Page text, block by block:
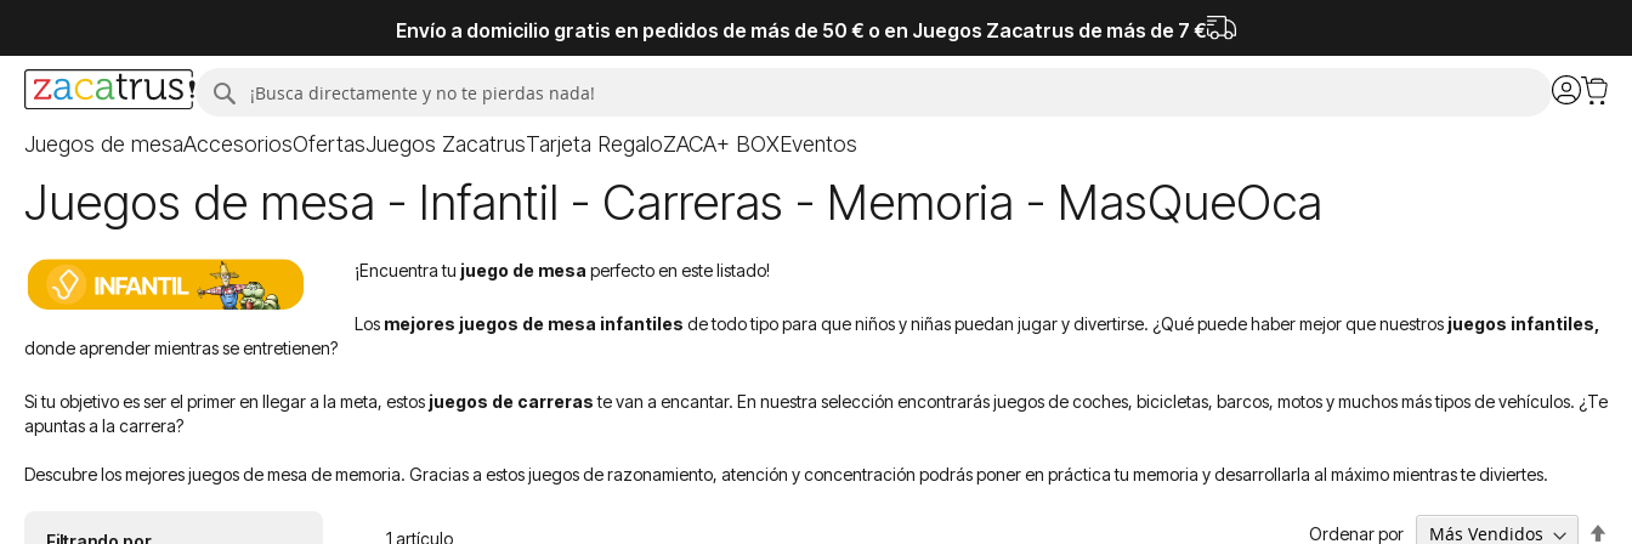
Envío a domicilio gratis en pedidos de más de 50 € o en Juegos Zacatrus de más de 7 €
Buscar
Juegos de mesaAccesoriosOfertasJuegos ZacatrusTarjeta RegaloZACA+ BOXEventos
Juegos de mesa - Infantil - Carreras - Memoria - MasQueOca
¡Encuentra tu juego de mesa perfecto en este listado!
Los mejores juegos de mesa infantiles de todo tipo para que niños y niñas puedan jugar y divertirse. ¿Qué puede haber mejor que nuestros juegos infantiles,
donde aprender mientras se entretienen?
Si tu objetivo es ser el primer en llegar a la meta, estos juegos de carreraste van a encantar. En nuestra selección encontrarás juegos de coches, bicicletas, barcos, motos y muchos más tipos de vehículos. ¿Te
apuntas a la carrera?
Descubre los mejores juegos de mesa de memoria. Gracias a estos juegos de razonamiento, atención y concentración podrás poner en práctica tu memoria y desarrollarla al máximo mientras te diviertes.
1 artículo Ordenar por